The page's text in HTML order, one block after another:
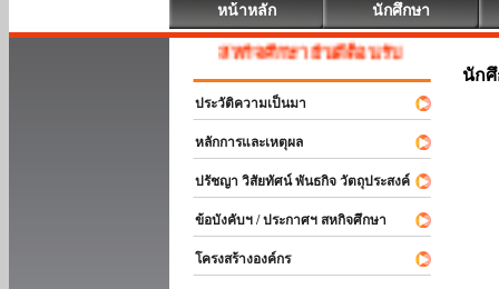
หน้าหลัก นักศึกษา
สหกิจศึกษา ยินดีต้อนรับ
ประวัติความเป็นมา
หลักการและเหตุผล
ปรัชญา วิสัยทัศน์ พันธกิจ วัตถุประสงค์
ข้อบังคับฯ / ประกาศฯ สหกิจศึกษา
โครงสร้างองค์กร
นัก